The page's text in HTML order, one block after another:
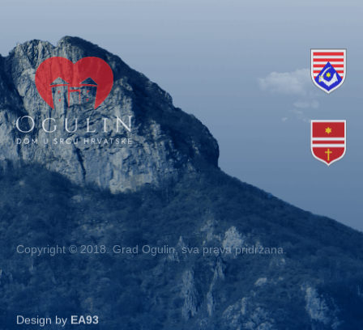
Copyright © 2018. Grad Ogulin, sva prava pridržana.
Design by EA93